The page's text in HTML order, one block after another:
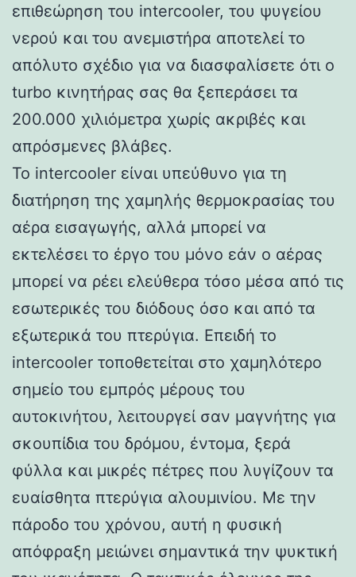
επιθεώρηση του intercooler, του ψυγείου
νερού και του ανεμιστήρα αποτελεί το
απόλυτο σχέδιο για να διασφαλίσετε ότι ο
turbo κινητήρας σας θα ξεπεράσει τα
200.000 χιλιόμετρα χωρίς ακριβές και
απρόσμενες βλάβες.
Το intercooler είναι υπεύθυνο για τη
διατήρηση της χαμηλής θερμοκρασίας του
αέρα εισαγωγής, αλλά μπορεί να
εκτελέσει το έργο του μόνο εάν ο αέρας
μπορεί να ρέει ελεύθερα τόσο μέσα από τις
εσωτερικές του διόδους όσο και από τα
εξωτερικά του πτερύγια. Επειδή το
intercooler τοποθετείται στο χαμηλότερο
σημείο του εμπρός μέρους του
αυτοκινήτου, λειτουργεί σαν μαγνήτης για
σκουπίδια του δρόμου, έντομα, ξερά
φύλλα και μικρές πέτρες που λυγίζουν τα
ευαίσθητα πτερύγια αλουμινίου. Με την
πάροδο του χρόνου, αυτή η φυσική
απόφραξη μειώνει σημαντικά την ψυκτική